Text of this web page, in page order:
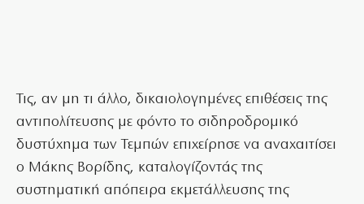
Τις, αν μη τι άλλο, δικαιολογημένες επιθέσεις της
αντιπολίτευσης με φόντο το σιδηροδρομικό
δυστύχημα των Τεμπών επιχείρησε να αναχαιτίσει
ο Μάκης Βορίδης, καταλογίζοντάς της
συστηματική απόπειρα εκμετάλλευσης της